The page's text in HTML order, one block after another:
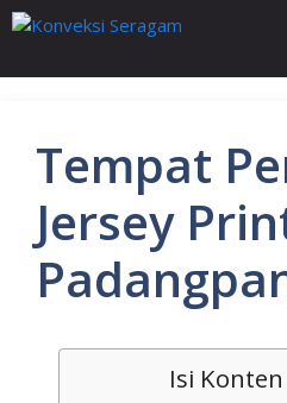
Tempat
Jersey
Isi Konten